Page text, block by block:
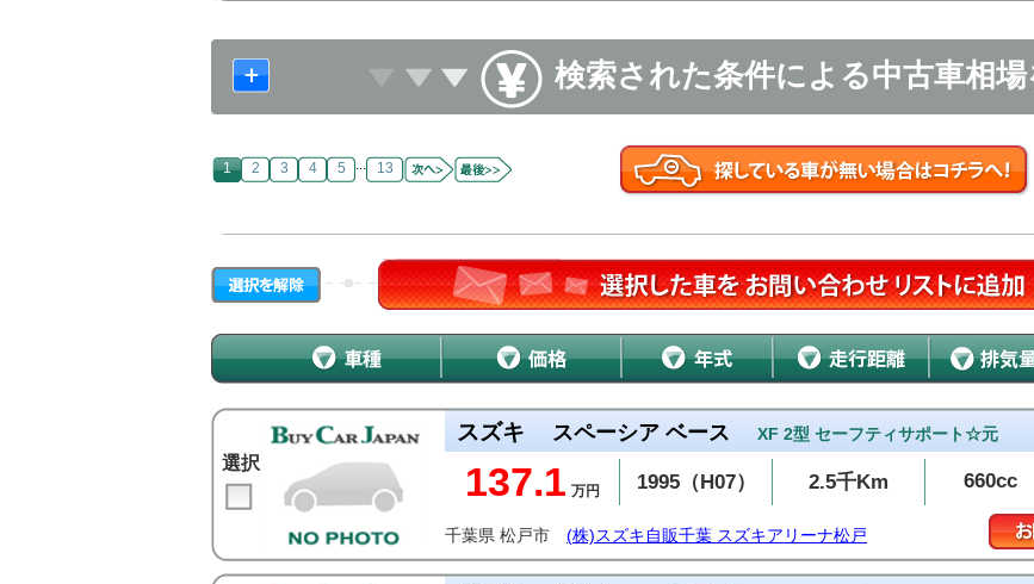
検索された条件による中古車相場
1 2 3 4 5 ... 13
選択
スズキ スペーシア ベース XF 2型 セーフティサポート☆元
137.1 万円 1995（H07） 2.5千Km 660cc
千葉県 松戸市 (株)スズキ自販千葉 スズキアリーナ松戸